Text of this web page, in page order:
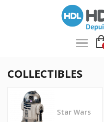
COLLECTIBLES
Star Wars